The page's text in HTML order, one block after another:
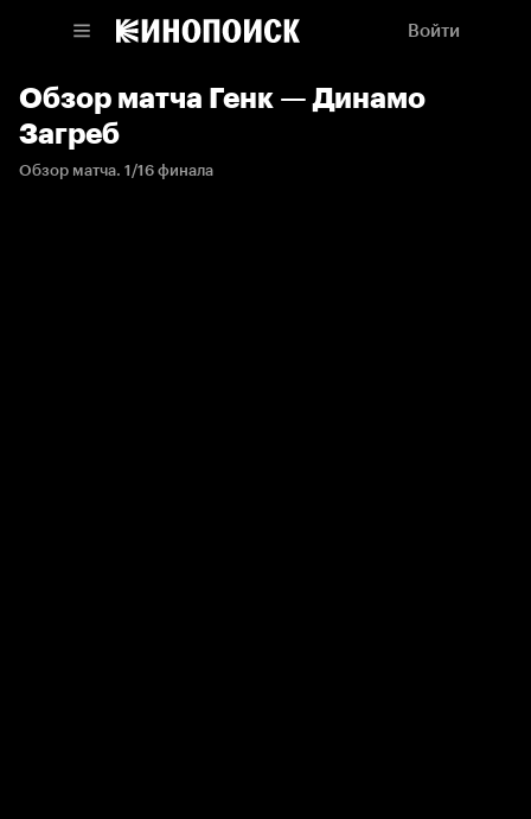
Войти
Обзор матча Генк — Динамо
Загреб
Обзор матча. 1/16 финала